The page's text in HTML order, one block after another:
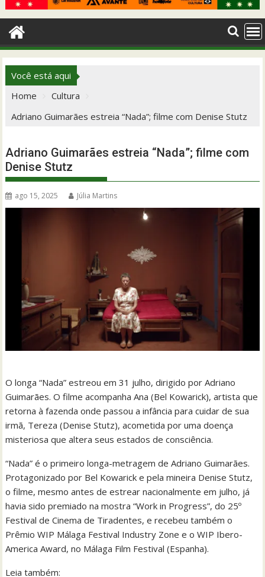
Você está aqui
Home
Cultura
Adriano Guimarães estreia “Nada”; filme com Denise Stutz
Adriano Guimarães estreia “Nada”; filme com
Denise Stutz
ago 15, 2025 Júlia Martins
O longa “Nada” estreou em 31 julho, dirigido por Adriano
Guimarães. O filme acompanha Ana (Bel Kowarick), artista que
retorna à fazenda onde passou a infância para cuidar de sua
irmã, Tereza (Denise Stutz), acometida por uma doença
misteriosa que altera seus estados de consciência.
“Nada” é o primeiro longa-metragem de Adriano Guimarães.
Protagonizado por Bel Kowarick e pela mineira Denise Stutz,
o filme, mesmo antes de estrear nacionalmente em julho, já
havia sido premiado na mostra “Work in Progress”, do 25º
Festival de Cinema de Tiradentes, e recebeu também o
Prêmio WIP Málaga Festival Industry Zone e o WIP Ibero-
America Award, no Málaga Film Festival (Espanha).
Leia também: